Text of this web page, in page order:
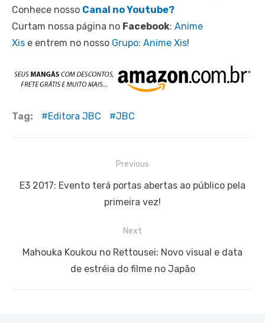
Conhece nosso Canal no Youtube?
Curtam nossa página no Facebook: Anime
Xis e entrem no nosso Grupo: Anime Xis!
Tag: Editora JBC JBC
de
Previous
Previous
E3 2017: Evento terá portas abertas ao público pela
primeira vez!
Next
Next
Mahouka Koukou no Rettousei: Novo visual e data
de estréia do filme no Japão